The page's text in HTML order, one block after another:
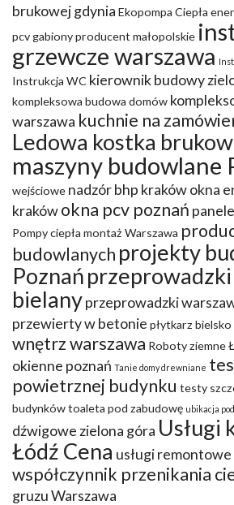
brukowej gdynia Ekopompa Ciepła
pcvgabiony producent małopolskie
grzewcze warszawa
Instrukcja WC kierownik budowy
kompleksowa budowa domów
warszawa kuchnie na
Ledowa kostka
maszyny budowlane
wejściowe nadzór bhp krakówokna
krakówokna pcv poznań
Pompy ciepła montaż Warszawa
budowlanych projekty
Poznań
bielanyprzeprowadzki
przewierty w betonie płytkarz bielsko
wnętrz warszawa Roboty ziemne
okienne poznań Tanie domy drewniane
powietrznej budynku testy
budynkówtoaleta pod zabudowę ubikacja
dźwigowe zielona góra Usługi
Łódź Cena usługi
współczynnik przenikania
gruzu Warszawa